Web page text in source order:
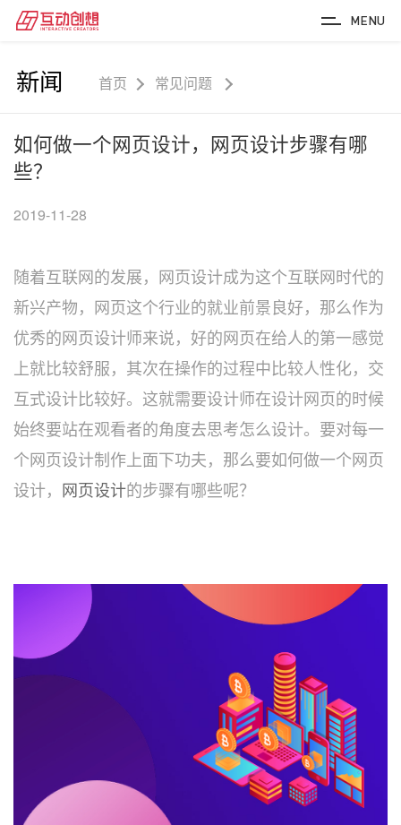
MENU
新闻 首页 常见问题
如何做一个网页设计，网页设计步骤有哪
些？
2019-11-28
随着互联网的发展，网页设计成为这个互联网时代的
新兴产物，网页这个行业的就业前景良好，那么作为
优秀的网页设计师来说，好的网页在给人的第一感觉
上就比较舒服，其次在操作的过程中比较人性化，交
互式设计比较好。这就需要设计师在设计网页的时候
始终要站在观看者的角度去思考怎么设计。要对每一
个网页设计制作上面下功夫，那么要如何做一个网页
设计， 网页设计的步骤有哪些呢？